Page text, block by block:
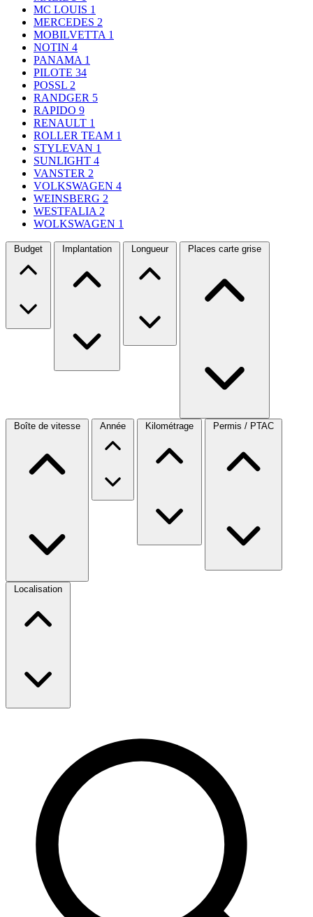
MC LOUIS 1
MERCEDES 2
MOBILVETTA 1
NOTIN 4
PANAMA 1
PILOTE 34
POSSL 2
RANDGER 5
RAPIDO 9
RENAULT 1
ROLLER TEAM 1
STYLEVAN 1
SUNLIGHT 4
VANSTER 2
VOLKSWAGEN 4
WEINSBERG 2
WESTFALIA 2
WOLKSWAGEN 1
Budget Implantation Longueur Places carte grise
Boîte de vitesse Année Kilométrage Permis / PTAC
Localisation